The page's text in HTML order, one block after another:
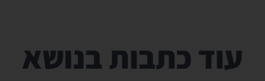
עוד כתבות בנושא